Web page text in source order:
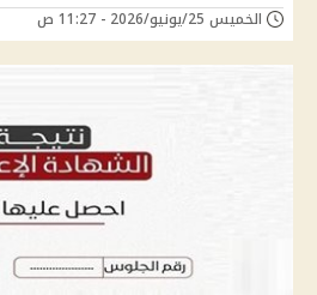
الخميس 25/يونيو/2026 - 11:27 ص